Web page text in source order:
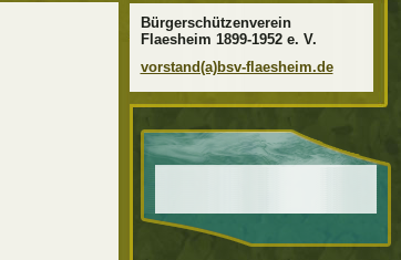
Bürgerschützenverein
Flaesheim 1899-1952 e. V.
vorstand(a)bsv-flaesheim.de